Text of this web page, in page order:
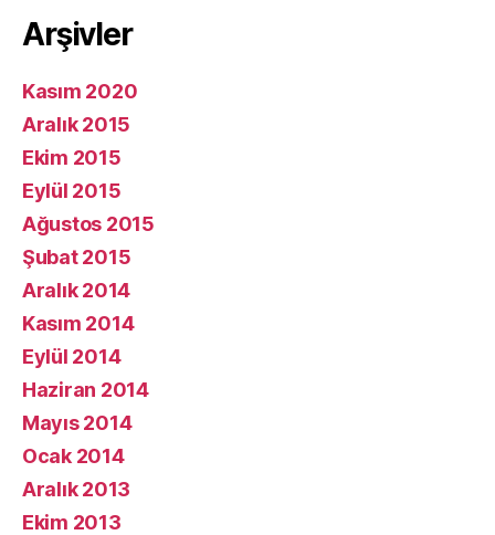
Arşivler
Kasım 2020
Aralık 2015
Ekim 2015
Eylül 2015
Ağustos 2015
Şubat 2015
Aralık 2014
Kasım 2014
Eylül 2014
Haziran 2014
Mayıs 2014
Ocak 2014
Aralık 2013
Ekim 2013